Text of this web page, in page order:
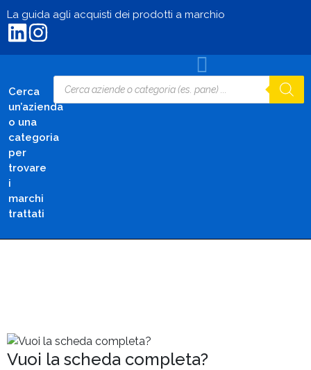
La guida agli acquisti dei prodotti a marchio
Cerca
un’azienda
o una
categoria
per
trovare
i
marchi
trattati
Vuoi la scheda completa?